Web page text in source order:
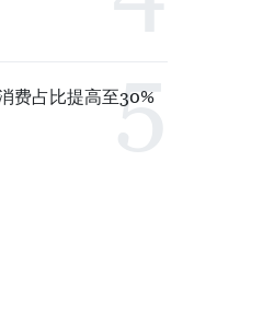
费占比提高至30%